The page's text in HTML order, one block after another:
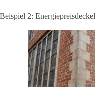
Beispiel 2: Energiepreisdeckel